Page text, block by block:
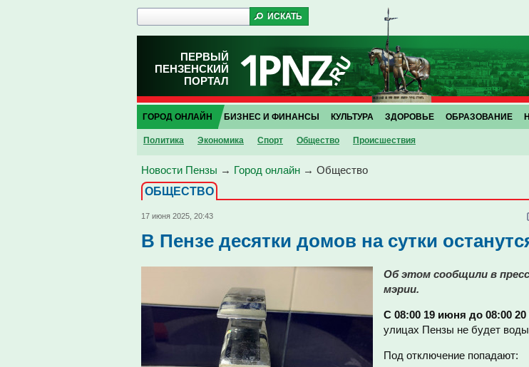
ПЕРВЫЙ
ПЕНЗЕНСКИЙ
ПОРТАЛ
ГОРОД ОНЛАЙН
Политика Экономика Спорт Общество Проиcшествия
БИЗНЕС И ФИНАНСЫ КУЛЬТУРА ЗДОРОВЬЕ ОБРАЗОВАНИЕ
Новости Пензы → Город онлайн → Общество
ОБЩЕСТВО
17 июня 2025, 20:43
В Пензе десятки домов на сутки
Об этом сообщили в
мэрии.
С 08:00 19 июня до 08:00
улицах Пензы не будет
Под отключение попадают: